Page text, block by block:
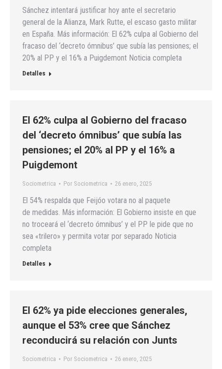
Sánchez intentará justificar hoy ante el secretario
general de la Alianza, Mark Rutte, el escaso gasto militar
en España. Más información: El 62% culpa al Gobierno del
fracaso del ‘decreto ómnibus’ que subía las pensiones; el
20% al PP y el 16% a Puigdemont Noticia completa
Detalles
El 62% culpa al Gobierno del fracaso
del ‘decreto ómnibus’ que subía las
pensiones; el 20% al PP y el 16% a
Puigdemont
Sociometrica Por Sociometrica 26 enero, 2025
El 54% respalda que Feijóo votara no al paquete
de medidas. Más información: El Gobierno insiste en que
no troceará el ‘decreto ómnibus’ y el PP le pide que no
sea «trilero» y permita votar por separado Noticia
completa
Detalles
El 62% ya pide elecciones generales,
aunque el 53% cree que Sánchez
reconducirá su relación con Junts
Sociometrica Por Sociometrica 26 enero, 2025